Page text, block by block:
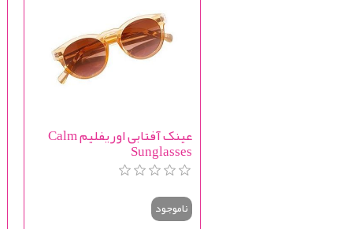
عینک آفتابی اوریفلیم Calm
Sunglasses
ناموجود